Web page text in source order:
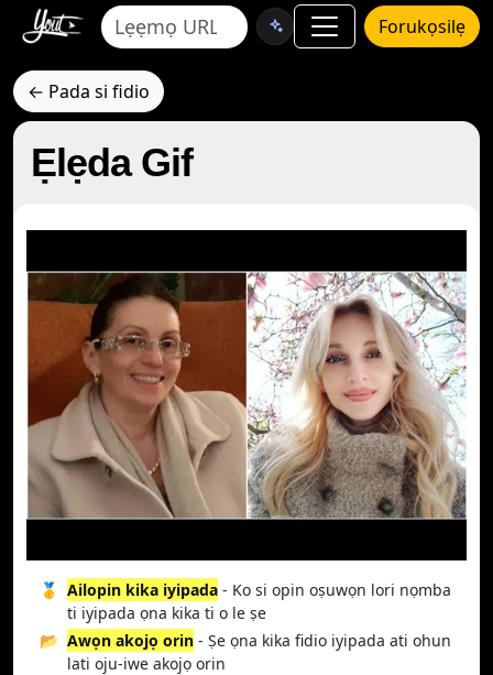
Forukọsilẹ
← Pada si fidio
Ẹlẹda Gif
🥇 Ailopin kika iyipada - Ko si opin oṣuwọn lori nọmba
ti iyipada ọna kika ti o le ṣe
📂 Awọn akojọ orin - Ṣe ọna kika fidio iyipada ati ohun
lati oju-iwe akojọ orin